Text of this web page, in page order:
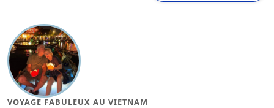
VOYAGE FABULEUX AU VIETNAM